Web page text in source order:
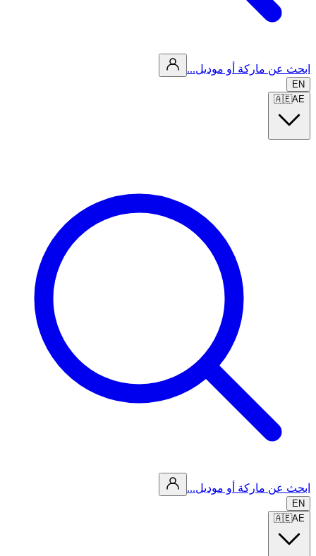
ابحث عن ماركة أو موديل...
EN
🇦🇪AE
ابحث عن ماركة أو موديل...
EN
🇦🇪AE